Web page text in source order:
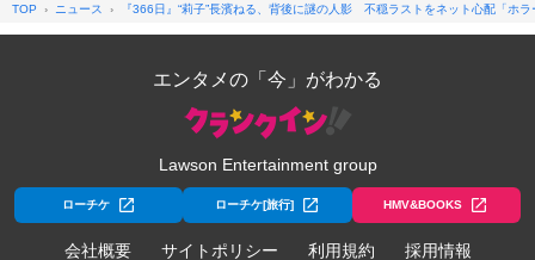
TOP ニュース 『366日』“莉子”長濱ねる、背後に謎の人影 不穏ラストをネット心配「ホ
エンタメの「今」がわかる
Lawson Entertainment group
ローチケ ローチケ[旅行] HMV&BOOKS
会社概要 サイトポリシー 利用規約 採用情報